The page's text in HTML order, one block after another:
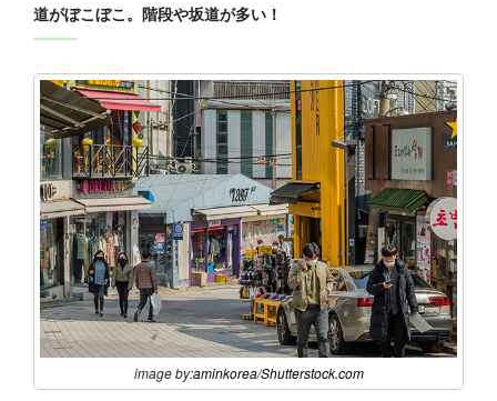
道がぼこぼこ。階段や坂道が多い！
image by:aminkorea/Shutterstock.com